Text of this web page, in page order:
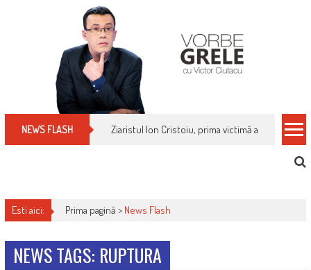
NEWS FLASH Ziaristul Ion Cristoiu, prima victimă a noi
Esti aici: Prima pagină > News Flash
NEWS TAGS: RUPTURA